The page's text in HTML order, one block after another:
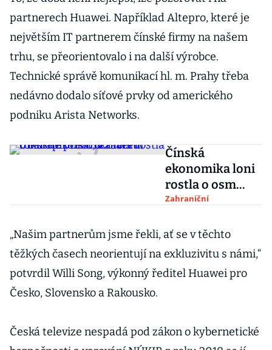
partnerech Huawei. Například Altepro, které je
největším IT partnerem čínské firmy na našem
trhu, se přeorientovalo i na další výrobce.
Technické správě komunikací hl. m. Prahy třeba
nedávno dodalo síťové prvky od amerického
podniku Arista Networks.
Čínská
ekonomika loni
rostla o osm
procent, v
přišlo ochlazení
Zahraniční
„Našim partnerům jsme řekli, ať se v těchto
těžkých časech neorientují na exkluzivitu s námi,“
potvrdil Willi Song, výkonný ředitel Huawei pro
Česko, Slovensko a Rakousko.
Česká televize nespadá pod zákon o kybernetické